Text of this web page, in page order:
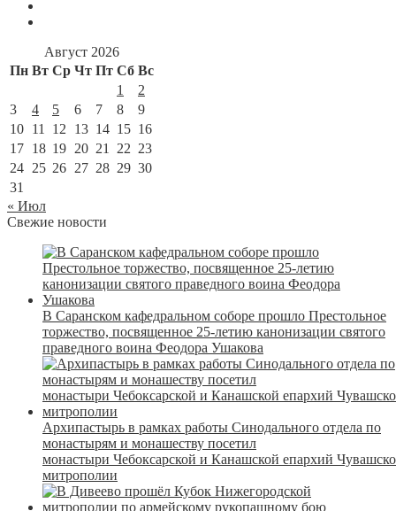
Август 2026
Пн Вт Ср Чт Пт Сб Вс
1
2
3
4 5 6 7 8
9
10 11 12 13 14 15 16
17 18 19 20 21 22 23
24 25 26 27 28 29 30
31
« Июл
Свежие новости
В Саранском кафедральном соборе прошло Престольное
торжество, посвященное 25-летию канонизации святого
праведного воина Феодора Ушакова
Архипастырь в рамках работы Синодального отдела по
монастырям и монашеству посетил
монастыри Чебоксарской и Канашской епархий
митрополии